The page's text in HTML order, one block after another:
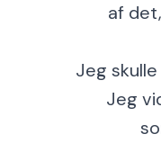
af
Jeg
Jeg